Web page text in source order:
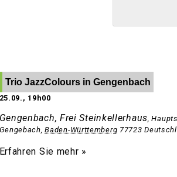
Trio JazzColours in Gengenbach
25.09., 19h00
Gengenbach, Frei Steinkellerhaus ,
Gengebach Baden-Württemberg 77723
Erfahren Sie mehr »